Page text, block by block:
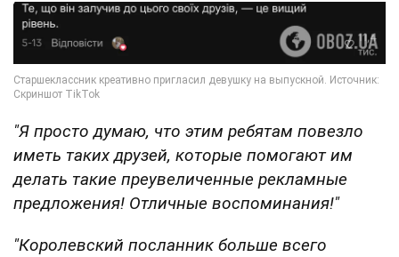
"Я просто думаю, что этим ребятам повезло
иметь таких друзей, которые помогают им
делать такие преувеличенные рекламные
предложения! Отличные воспоминания!"
"Королевский посланник больше всего